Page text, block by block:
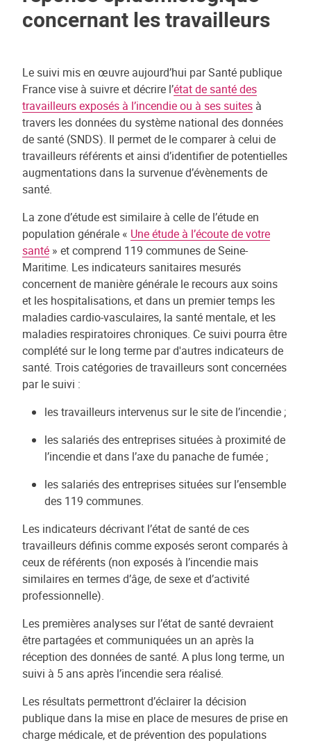
concernant les travailleurs
Le suivi mis en œuvre aujourd’hui par Santé publique
France vise à suivre et décrire l’état de santé des
travailleurs exposés à l’incendie ou à ses suites à
travers les données du système national des données
de santé (SNDS). Il permet de le comparer à celui de
travailleurs référents et ainsi d’identifier de potentielles
augmentations dans la survenue d’évènements de
santé.
La zone d’étude est similaire à celle de l’étude en
population générale « Une étude à l’écoute de votre
santé » et comprend 119 communes de Seine-
Maritime. Les indicateurs sanitaires mesurés
concernent de manière générale le recours aux soins
et les hospitalisations, et dans un premier temps les
maladies cardio-vasculaires, la santé mentale, et les
maladies respiratoires chroniques. Ce suivi pourra être
complété sur le long terme par d'autres indicateurs de
santé. Trois catégories de travailleurs sont concernées
par le suivi :
les travailleurs intervenus sur le site de l’incendie ;
les salariés des entreprises situées à proximité de
l’incendie et dans l’axe du panache de fumée ;
les salariés des entreprises situées sur l’ensemble
des 119 communes.
Les indicateurs décrivant l’état de santé de ces
travailleurs définis comme exposés seront comparés à
ceux de référents (non exposés à l’incendie mais
similaires en termes d’âge, de sexe et d’activité
professionnelle).
Les premières analyses sur l’état de santé devraient
être partagées et communiquées un an après la
réception des données de santé. A plus long terme, un
suivi à 5 ans après l’incendie sera réalisé.
Les résultats permettront d’éclairer la décision
publique dans la mise en place de mesures de prise en
charge médicale, et de prévention des populations